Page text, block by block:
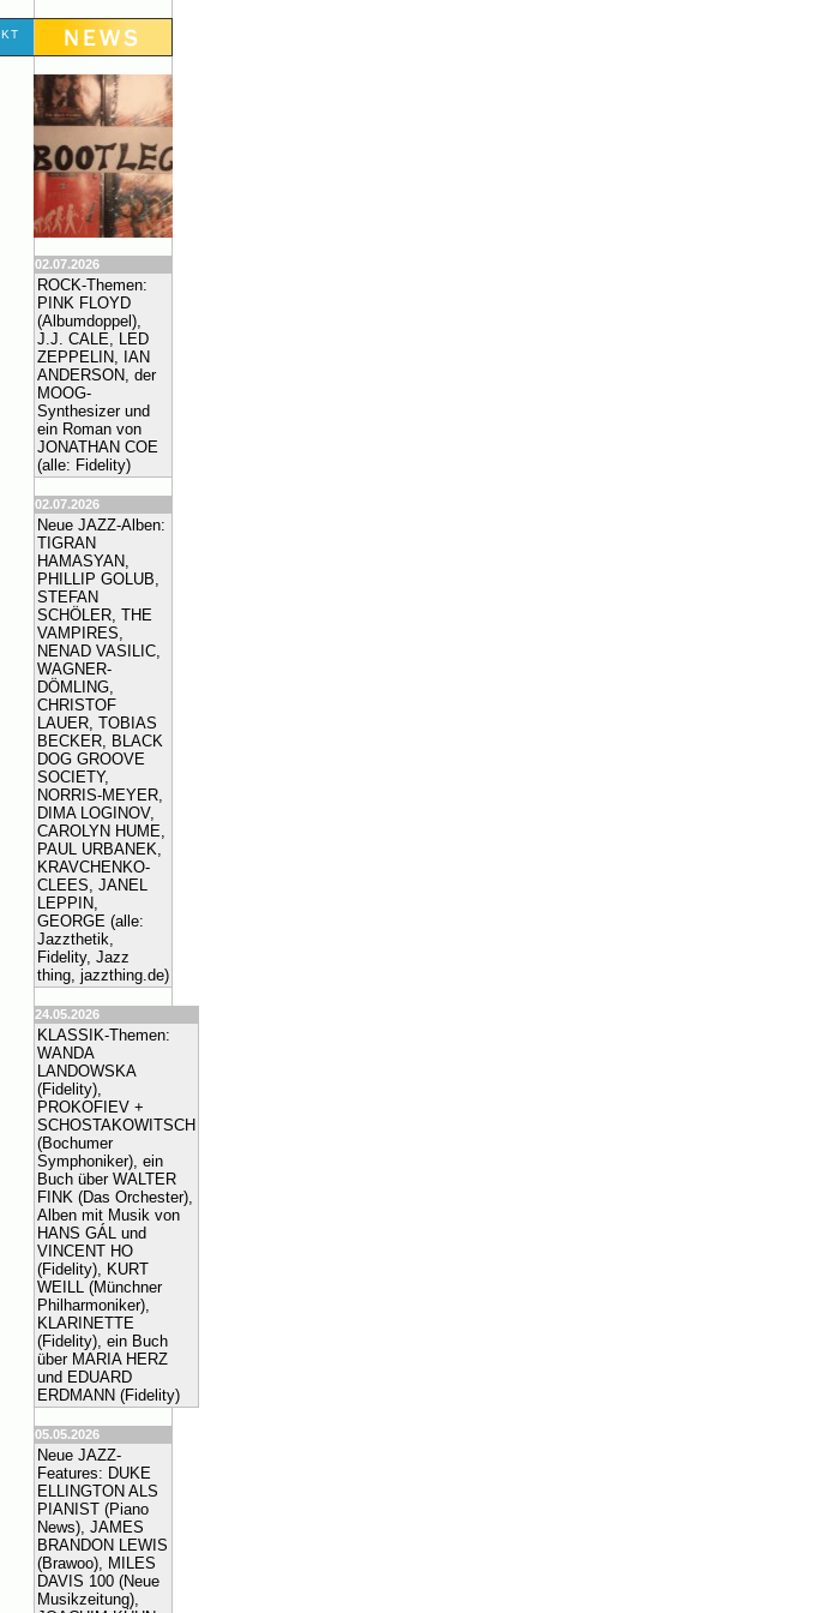
02.07.2026
ROCK-Themen:
PINK FLOYD
(Albumdoppel),
J.J. CALE, LED
ZEPPELIN, IAN
ANDERSON, der
MOOG-
Synthesizer und
ein Roman von
JONATHAN COE
(alle: Fidelity)
02.07.2026
Neue JAZZ-Alben:
TIGRAN
HAMASYAN,
PHILLIP GOLUB,
STEFAN
SCHÖLER, THE
VAMPIRES,
NENAD VASILIC,
WAGNER-
DÖMLING,
CHRISTOF
LAUER, TOBIAS
BECKER, BLACK
DOG GROOVE
SOCIETY,
NORRIS-MEYER,
DIMA LOGINOV,
CAROLYN HUME,
PAUL URBANEK,
KRAVCHENKO-
CLEES, JANEL
LEPPIN,
GEORGE (alle:
Jazzthetik,
Fidelity, Jazz
thing, jazzthing.de)
24.05.2026
KLASSIK-Themen:
WANDA
LANDOWSKA
(Fidelity),
PROKOFIEV +
SCHOSTAKOWITSCH
(Bochumer
Symphoniker), ein
Buch über WALTER
FINK (Das Orchester),
Alben mit Musik von
HANS GÁL und
VINCENT HO
(Fidelity), KURT
WEILL (Münchner
Philharmoniker),
KLARINETTE
(Fidelity), ein Buch
über MARIA HERZ
und EDUARD
ERDMANN (Fidelity)
05.05.2026
Neue JAZZ-
Features: DUKE
ELLINGTON ALS
PIANIST (Piano
News), JAMES
BRANDON LEWIS
(Brawoo), MILES
DAVIS 100 (Neue
Musikzeitung),